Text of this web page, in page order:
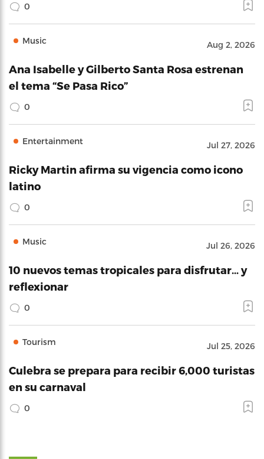
0
Music Aug 2, 2026
Ana Isabelle y Gilberto Santa Rosa estrenan
el tema “Se Pasa Rico”
0
Entertainment Jul 27, 2026
Ricky Martin afirma su vigencia como icono
latino
0
Music Jul 26, 2026
10 nuevos temas tropicales para disfrutar… y
reflexionar
0
Tourism Jul 25, 2026
Culebra se prepara para recibir 6,000 turistas
en su carnaval
0